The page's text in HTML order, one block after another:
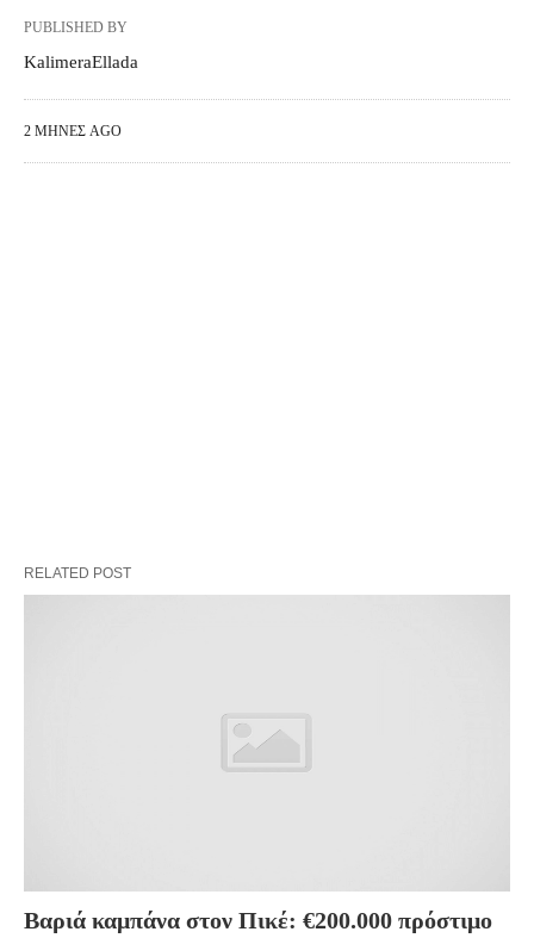
PUBLISHED BY
KalimeraEllada
2 ΜΉΝΕΣ AGO
RELATED POST
Βαριά καμπάνα στον Πικέ: €200.000 πρόστιμο